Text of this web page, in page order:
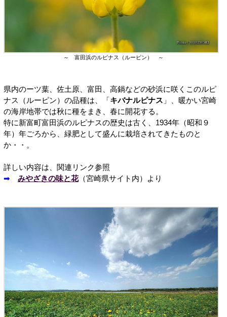
～ 富田浜のルピナス（ルーピン） ～
県内のーツ葉、佐土原、富田、高鍋などの砂浜に咲くこのルピ
ナス（ルーピン）の品種は、「 キバナルピナス 」、暖かい宮崎
の海岸地帯では秋に種をまき、春に開花する。
特に新富町富田浜のルピナスの歴史は古く、1934年（昭和９
年）年ごろから、緑肥として盛んに栽培されてきたものと
か・・。
詳しい内容は、関連リンク参照
➡
みやざきの味と花（宮崎県サイト内）より